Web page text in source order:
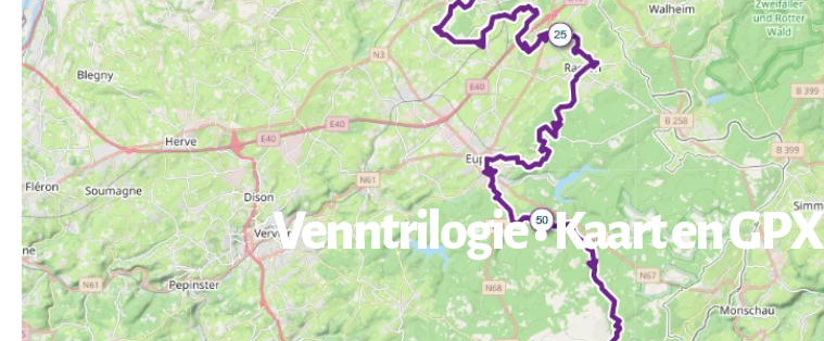
Venntrilogie • Kaart en GPX